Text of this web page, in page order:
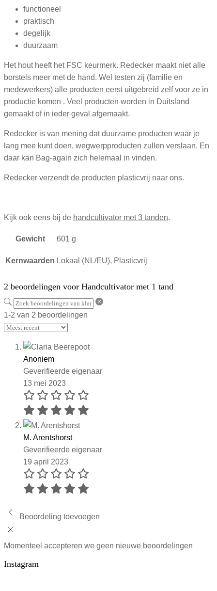
functioneel
praktisch
degelijk
duurzaam
Het hout heeft het FSC keurmerk. Redecker maakt niet alle
borstels meer met de hand. Wel testen zij (familie en
medewerkers) alle producten eerst uitgebreid zelf voor ze in
productie komen . Veel producten worden in Duitsland
gemaakt of in ieder geval afgemaakt.
Redecker is van mening dat duurzame producten waar je
lang mee kunt doen, wegwerpproducten zullen verslaan. En
daar kan Bag-again zich helemaal in vinden.
Redecker verzendt de producten plasticvrij naar ons.
Kijk ook eens bij de handcultivator met 3 tanden.
Gewicht 601 g
Kernwaarden Lokaal (NL/EU), Plasticvrij
2 beoordelingen voor Handcultivator met 1 tand
1-2 van 2 beoordelingen
Anoniem
Geverifieerde eigenaar
13 mei 2023
M. Arentshorst
Geverifieerde eigenaar
19 april 2023
Beoordeling toevoegen
Momenteel accepteren we geen nieuwe beoordelingen
Instagram